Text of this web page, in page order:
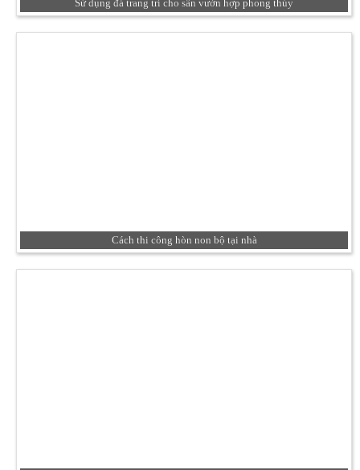
Sử dụng đá trang trí cho sân vườn hợp phong thủy
Cách thi công hòn non bộ tại nhà